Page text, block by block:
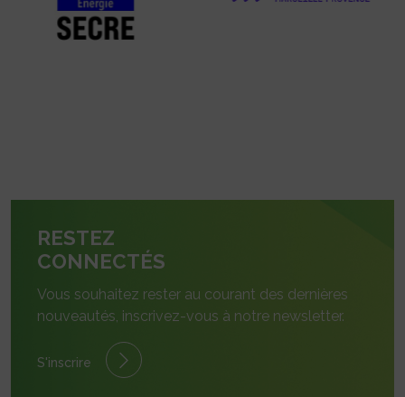
RESTEZ
CONNECTÉS
Vous souhaitez rester au courant des dernières
nouveautés, inscrivez-vous à notre newsletter.
S'inscrire